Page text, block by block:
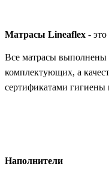
Матрасы Lineaflex -
Все матрасы выполнены
комплектующих, а
сертификатами гигиены
Наполнители